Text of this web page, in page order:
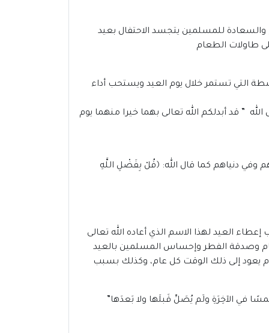
للمسلمين يتجسد الاحتفال بعيد
طاولات الطعام
التي تستمر خلال يوم العيد ويستحب أداء
” قد أبدلكم الله تعالى بهما خيرا منهما يوم
وفي دنياهم كما قال الله: ﴿قُلْ بِفَضْلِ اللَّهِ
العيد لهذا الاسم الذي أعاده الله تعالى
وصدقة الفطر وإحساس المسلمين بالعيد
يوم يعود إلى ذلك الوقت كل عام، وكذلك بسبب
في الآخِرَةِ ولَم يُصَلِّ قَبلَها ولا بَعدَها”